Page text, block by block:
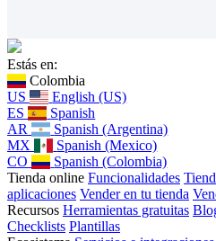
Estás en:
Colombia
US
English (US)
ES
Spanish
AR
Spanish (Argentina)
MX
Spanish (Mexico)
CO
Spanish (Colombia)
Tienda online Funcionalidades
aplicaciones Vender en tu tienda
Recursos Herramientas gratuitas
Checklists Plantillas